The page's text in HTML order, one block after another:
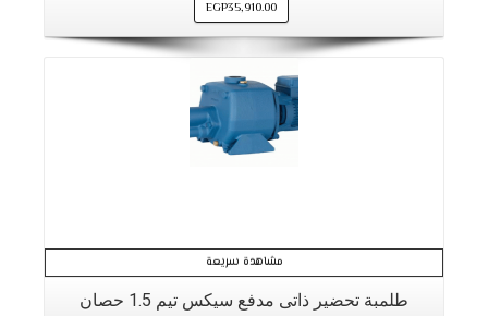
EGP35,910.00
مشاهدة سريعة
طلمبة تحضير ذاتى مدفع سيكس تيم 1.5 حصان